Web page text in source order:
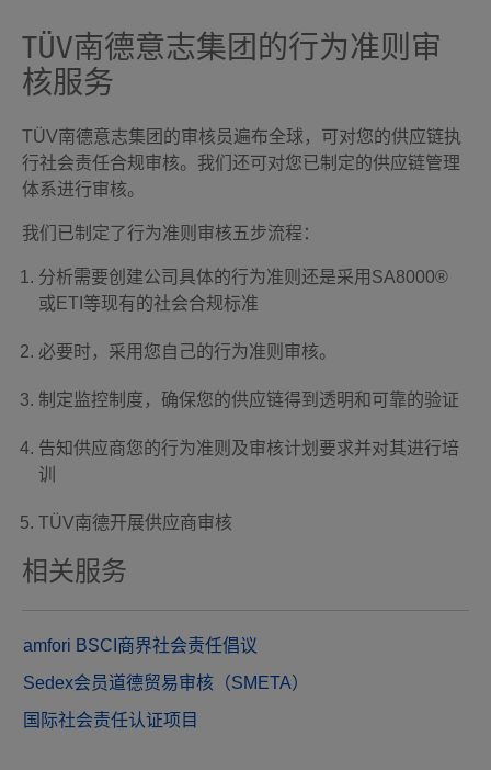
TÜV南德意志集团的行为准则审
核服务
TÜV南德意志集团的审核员遍布全球，可对您的供应链执
行社会责任合规审核。我们还可对您已制定的供应链管理
体系进行审核。
我们已制定了行为准则审核五步流程：
分析需要创建公司具体的行为准则还是采用SA8000®
或ETI等现有的社会合规标准
必要时，采用您自己的行为准则审核。
制定监控制度，确保您的供应链得到透明和可靠的验证
告知供应商您的行为准则及审核计划要求并对其进行培
训
TÜV南德开展供应商审核
相关服务
amfori BSCI商界社会责任倡议
Sedex会员道德贸易审核（SMETA）
国际社会责任认证项目